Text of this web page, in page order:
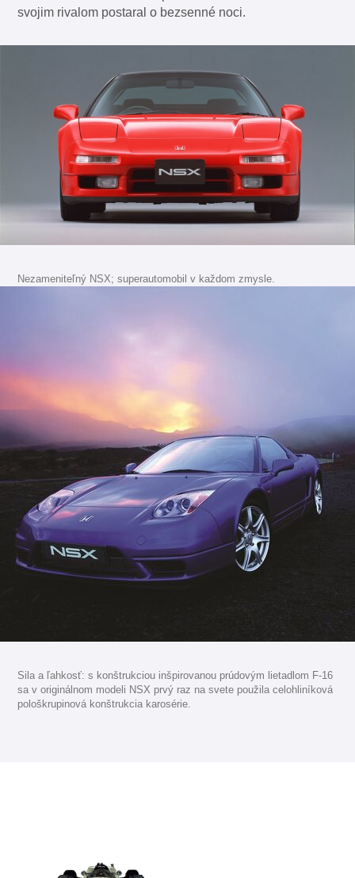
svojim rivalom postaral o bezsenné noci.
Nezameniteľný NSX; superautomobil v každom zmysle.
Sila a ľahkosť: s konštrukciou inšpirovanou prúdovým lietadlom F-16
sa v originálnom modeli NSX prvý raz na svete použila celohliníková
pološkrupinová konštrukcia karosérie.